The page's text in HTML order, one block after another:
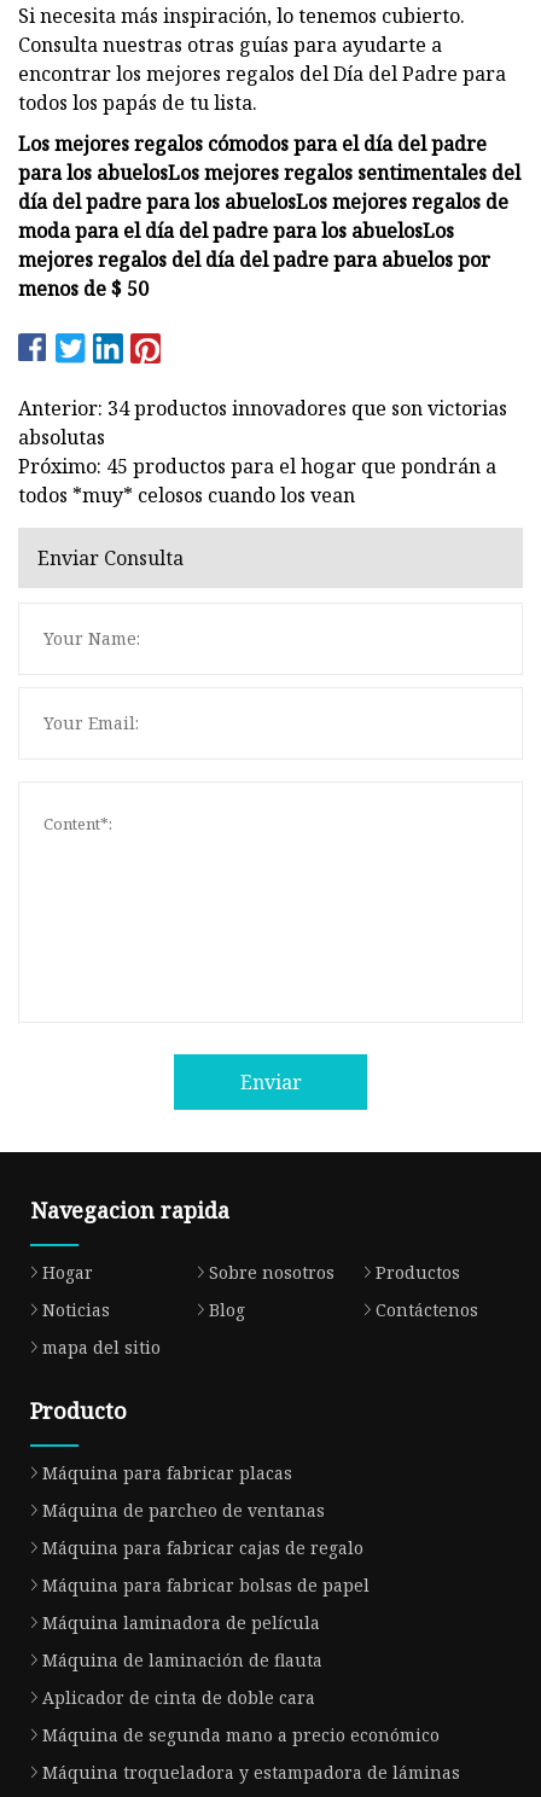
Si necesita más inspiración, lo tenemos cubierto.
Consulta nuestras otras guías para ayudarte a
encontrar los mejores regalos del Día del Padre para
todos los papás de tu lista.
Los mejores regalos cómodos para el día del padre
para los abuelosLos mejores regalos sentimentales del
día del padre para los abuelosLos mejores regalos de
moda para el día del padre para los abuelosLos
mejores regalos del día del padre para abuelos por
menos de $ 50
Anterior: 34 productos innovadores que son victorias
absolutas
Próximo: 45 productos para el hogar que pondrán a
todos *muy* celosos cuando los vean
Enviar Consulta
Enviar
Navegacion rapida
Hogar Sobre nosotros
Productos
Noticias
Blog
Contáctenos
mapa del sitio
Producto
Máquina para fabricar placas
Máquina de parcheo de ventanas
Máquina para fabricar cajas de regalo
Máquina para fabricar bolsas de papel
Máquina laminadora de película
Máquina de laminación de flauta
Aplicador de cinta de doble cara
Máquina de segunda mano a precio económico
Máquina troqueladora y estampadora de láminas